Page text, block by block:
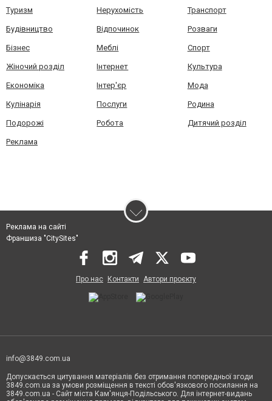
Туризм Нерухомість Транспорт
Будівництво Відпочинок Розваги
Бізнес Меблі Спорт
Жіночий розділ Інтернет Культура
Економіка Інтер'єр Мода
Кулінарія Послуги Родина
Подорожі Робота Дитячий розділ
Реклама
Реклама на сайті
Франшиза "CitySites"
Про нас Контакти Автори проєкту
info@3849.com.ua
Допускається цитування матеріалів без отримання попередньої згоди
3849.com.ua за умови розміщення в тексті обов'язкового посилання на
3849.com.ua - Сайт міста Кам'янця-Подільського. Для інтернет-видань